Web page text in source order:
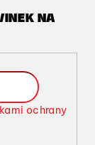
NA
ochrany